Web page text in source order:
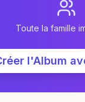
Toute la famille
l'Album